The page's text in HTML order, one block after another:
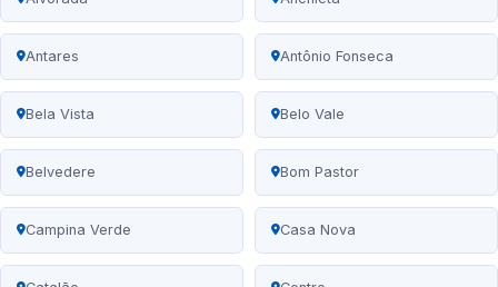
Antares Antônio Fonseca
Bela Vista Belo Vale
Belvedere Bom Pastor
Campina Verde Casa Nova